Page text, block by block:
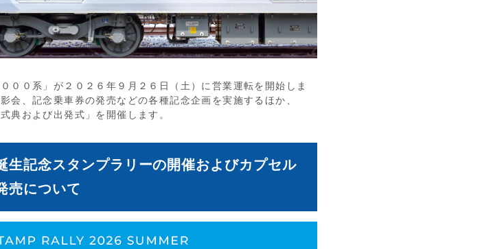
００系」が２０２６年９月２６日（土）に営業運転を開始しま
会、記念乗車券の発売などの各種記念企画を実施するほか、
典および出発式」を開催します。
生記念スタンプラリーの開催およびカプセル
売について